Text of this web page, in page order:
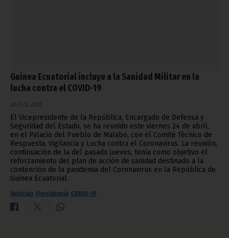
Guinea Ecuatorial incluye a la Sanidad Militar en la
lucha contra el COVID-19
abril 25, 2020
El Vicepresidente de la República, Encargado de Defensa y
Seguridad del Estado, se ha reunido este viernes 24 de abril,
en el Palacio del Pueblo de Malabo, con el Comité Técnico de
Respuesta, Vigilancia y Lucha contra el Coronavirus. La reunión,
continuación de la del pasado jueves, tenía como objetivo el
reforzamiento del plan de acción de sanidad destinado a la
contención de la pandemia del Coronavirus en la República de
Guinea Ecuatorial.
Noticias Presidencia COVID-19